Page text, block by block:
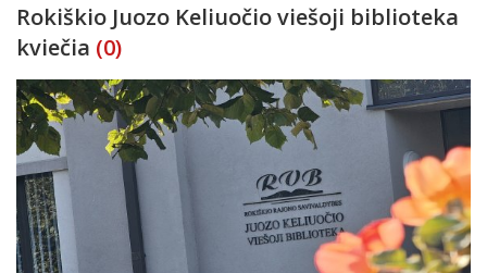
Rokiškio Juozo Keliuočio viešoji biblioteka
kviečia (0)